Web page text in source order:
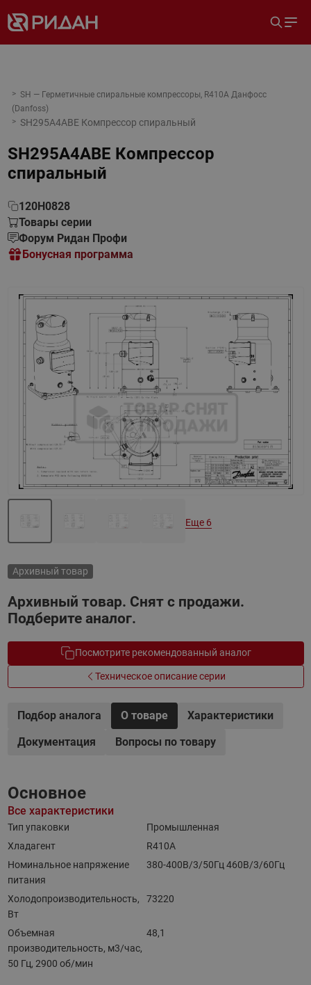
SH — Герметичные спиральные компрессоры, R410A Данфосс
(Danfoss)
SH295A4ABE Компрессор спиральный
SH295A4ABE Компрессор
спиральный
120H0828
Товары серии
Форум Ридан Профи
Бонусная программа
Архивный товар
Архивный товар. Снят с продажи.
Подберите аналог.
Посмотрите рекомендованный аналог
Техническое описание серии
Назад Вперед
Еще 6
Подбор аналога О товаре
Характеристики
Документация
Вопросы по товару
Основное
Все характеристики
Тип упаковки
Промышленная
Хладагент
R410A
Номинальное напряжение
питания
380-400B/3/50Гц 460B/3/60Гц
Холодопроизводительность,
Вт
73220
Объемная
производительность, м3/час,
50 Гц, 2900 об/мин
48,1